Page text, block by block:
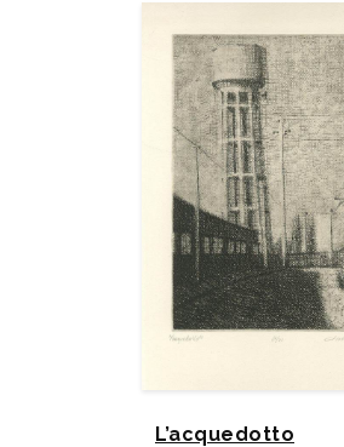
L’acquedotto